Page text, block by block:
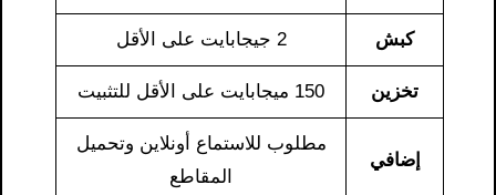
كبش 2 جيجابايت على الأقل
تخزين 150 ميجابايت على الأقل للتثبيت
إضافي
مطلوب للاستماع أونلاين وتحميل
المقاطع